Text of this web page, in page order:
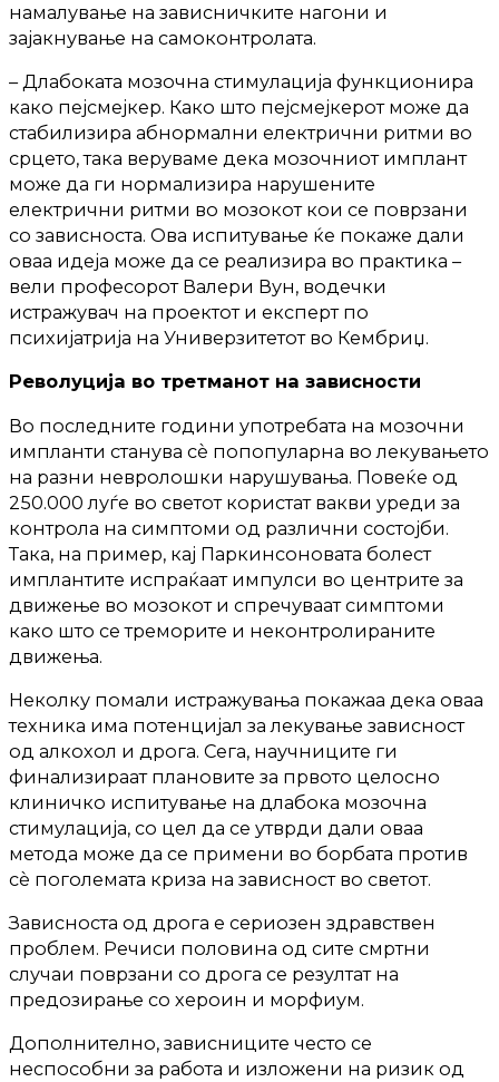
намалување на зависничките нагони и
зајакнување на самоконтролата.
– Длабоката мозочна стимулација функционира
како пејсмејкер. Како што пејсмејкерот може да
стабилизира абнормални електрични ритми во
срцето, така веруваме дека мозочниот имплант
може да ги нормализира нарушените
електрични ритми во мозокот кои се поврзани
со зависноста. Ова испитување ќе покаже дали
оваа идеја може да се реализира во практика –
вели професорот Валери Вун, водечки
истражувач на проектот и експерт по
психијатрија на Универзитетот во Кембриџ.
Револуција во третманот на зависности
Во последните години употребата на мозочни
импланти станува сè попопуларна во лекувањето
на разни невролошки нарушувања. Повеќе од
250.000 луѓе во светот користат вакви уреди за
контрола на симптоми од различни состојби.
Така, на пример, кај Паркинсоновата болест
имплантите испраќаат импулси во центрите за
движење во мозокот и спречуваат симптоми
како што се треморите и неконтролираните
движења.
Неколку помали истражувања покажаа дека оваа
техника има потенцијал за лекување зависност
од алкохол и дрога. Сега, научниците ги
финализираат плановите за првото целосно
клиничко испитување на длабока мозочна
стимулација, со цел да се утврди дали оваа
метода може да се примени во борбата против
сè поголемата криза на зависност во светот.
Зависноста од дрога е сериозен здравствен
проблем. Речиси половина од сите смртни
случаи поврзани со дрога се резултат на
предозирање со хероин и морфиум.
Дополнително, зависниците често се
неспособни за работа и изложени на ризик од